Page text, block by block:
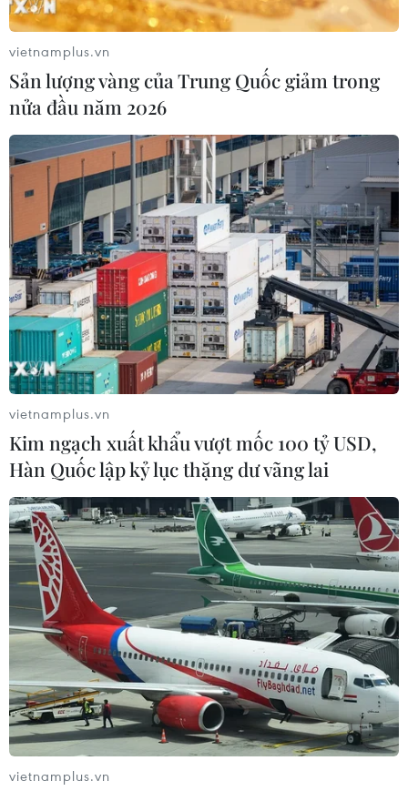
luật để chống vấn đề "gian lận"./.
#Joe Biden #Bầu cử Mỹ 2020
#Hawaii
#Donald Trump
#Bầu cử gian lận
Mỹ
Theo dõi VietnamPlus
TIN LIÊN QUAN
vietnamplus.vn
Sản lượng vàng của Trung Quốc giảm trong
nửa đầu năm 2026
vietnamplus.vn
Kim ngạch xuất khẩu vượt mốc 100 tỷ USD,
Hàn Quốc lập kỷ lục thặng dư vãng lai
vietnamplus.vn